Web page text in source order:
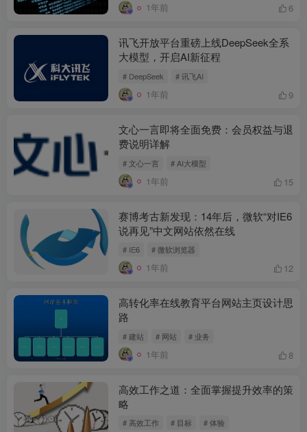
1年前 6
讯飞开放平台重磅上线DeepSeek全系
大模型，开启AI新征程
# DeepSeek # 讯飞AI
1年前 9
文心一言即将全面免费：会员权益与退
费说明详解
# 文心一言 # AI大模型
1年前 15
赛博考古新发现：14年后，微软“对IE6
说再见”中文网站依然在线
# IE6 # 微软浏览器
1年前 12
高转化率在线教育平台网站主页设计思
路
# 建站 # 网站 # 业务
1年前 8
高效工作之道：全面掌握提升效率的策
略
# 高效工作 # 目标 # 体验